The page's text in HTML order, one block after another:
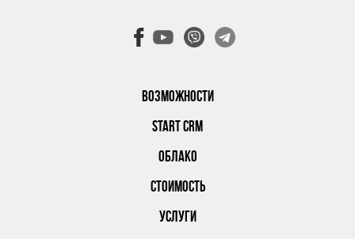
ВОЗМОЖНОСТИ
START CRM
ОБЛАКО
СТОИМОСТЬ
УСЛУГИ